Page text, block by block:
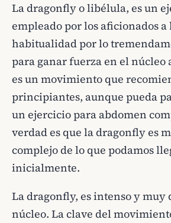
La dragonfly o libélula, es un
empleado por los aficionados
habitualidad por lo
para ganar fuerza en el núcleo
es un movimiento que
principiantes, aunque pueda
un ejercicio para abdomen
verdad es que la dragonfly es
complejo de lo que podamos
inicialmente.
La dragonfly, es intenso y muy
núcleo. La clave del